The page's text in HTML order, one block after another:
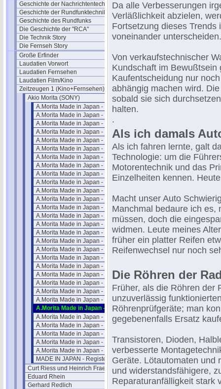
Geschichte der Nachrichtentechnik
Geschichte der Rundfunktechnik
Geschichte des Rundfunks
Die Geschichte der "RCA"
Die Technik Story
Die Fernseh Story
Große Erfinder
Laudatien Vorwort
Laudatien Fernsehen
Laudatien Film/Kino
Zeitzeugen 1 (Kino+Fernsehen)
Akio Morita (SONY)
A.Morita Made in Japan - 01
A.Morita Made in Japan - 02
A.Morita Made in Japan - 03
A.Morita Made in Japan - 04
A.Morita Made in Japan - 05
A.Morita Made in Japan - 06
A.Morita Made in Japan - 07
A.Morita Made in Japan - 08
A.Morita Made in Japan - 09
A.Morita Made in Japan - 10
A.Morita Made in Japan - 11
A.Morita Made in Japan - 12
A.Morita Made in Japan - 13
A.Morita Made in Japan - 14
A.Morita Made in Japan - 15
A.Morita Made in Japan - 16
A.Morita Made in Japan - 17
A.Morita Made in Japan - 18
A.Morita Made in Japan - 19
A.Morita Made in Japan - 20
A.Morita Made in Japan - 21
A.Morita Made in Japan - 22
A.Morita Made in Japan - 23
A.Morita Made in Japan - 24
A.Morita Made in Japan - 25
A.Morita Made in Japan - 26
A.Morita Made in Japan - 27
A.Morita Made in Japan - 28
A.Morita Made in Japan - 29
A.Morita Made in Japan - 25
MADE IN JAPAN - Register
Curt Riess und Heinrich Fraenkel
Eduard Rhein
Gerhard Redlich
Da alle Verbesserungen
Verläßlichkeit abzielen,
Fortsetzung dieses
voneinander unterscheiden.
Von verkaufstechnischer
Kundschaft im
Kaufentscheidung nur
abhängig machen wird.
sobald sie sich
halten.
.
Als ich damals
Als ich fahren lernte, galt
Technologie: um die
Motorentechnik und das
Einzelheiten kennen.
Macht unser Auto
Manchmal bedaure ich es,
müssen, doch die
widmen. Leute meines
früher ein platter Reifen
Reifenwechsel nur noch
Die Röhren der
Früher, als die Röhren der
unzuverlässig
Röhrenprüfgeräte; man
gegebenenfalls Ersatz
Transistoren, Dioden,
verbesserte
Geräte. Lötautomaten und
und widerstandsfähigere,
Reparaturanfälligkeit stark